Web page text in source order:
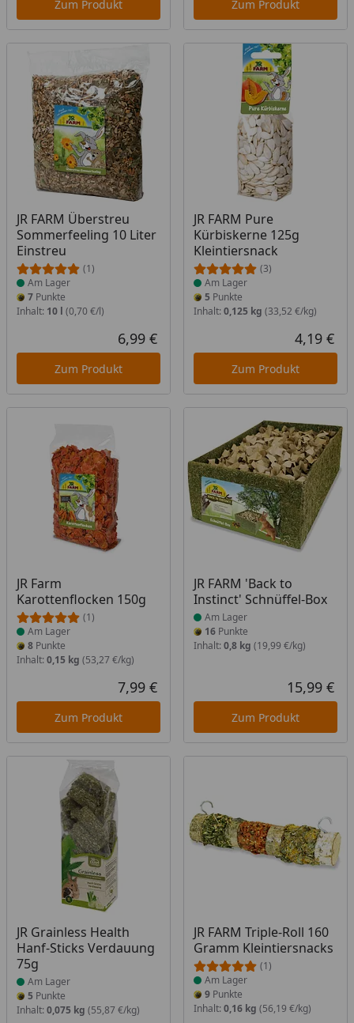
Zum Produkt Zum Produkt
JR FARM Überstreu
Sommerfeeling 10 Liter
Einstreu
(1)
Produkt am Lager
Am Lager
7 Punkte
Inhalt: 10 l (0,70 €/l)
Aktueller Preis
6,99 €
Zum Produkt
JR FARM Pure
Kürbiskerne 125g
Kleintiersnack
(3)
Produkt am Lager
Am Lager
5 Punkte
Inhalt: 0,125 kg (33,52 €/kg)
4,19 €
Zum Produkt
JR Farm
Karottenflocken 150g
(1)
Produkt am Lager
Am Lager
8 Punkte
Inhalt: 0,15 kg (53,27 €/kg)
Aktueller Preis
7,99 €
Zum Produkt
JR FARM 'Back to
Instinct' Schnüffel-Box
Produkt am Lager
Am Lager
16Punkte
Inhalt: 0,8 kg (19,99 €/kg)
15,99 €
Zum Produkt
JR Grainless Health
Hanf-Sticks Verdauung
75g
Produkt am Lager
Am Lager
5 Punkte
Inhalt: 0,075 kg (55,87 €/kg)
JR FARM Triple-Roll 160
Gramm Kleintiersnacks
(1)
Produkt am Lager
Am Lager
9Punkte
Inhalt: 0,16 kg (56,19 €/kg)